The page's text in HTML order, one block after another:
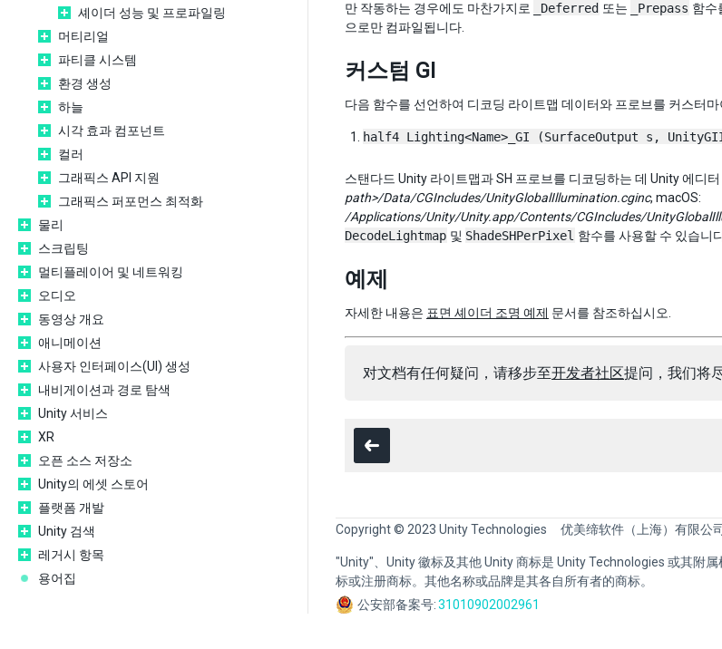
셰이더 성능 및 프로파일링
머티리얼
파티클 시스템
환경 생성
하늘
시각 효과 컴포넌트
컬러
그래픽스 API 지원
그래픽스 퍼포먼스 최적화
물리
스크립팅
멀티플레이어 및 네트워킹
오디오
동영상 개요
애니메이션
사용자 인터페이스(UI) 생성
내비게이션과 경로 탐색
Unity 서비스
XR
오픈 소스 저장소
Unity의 에셋 스토어
플랫폼 개발
Unity 검색
레거시 항목
용어집
만 작동하는 경우에도 마찬가지로
_Deferred 또는 _Prepass 함수
으로만 컴파일됩니다.
커스텀 GI
다음 함수를 선언하여 디코딩 라이트맵 데이터와 프로브를 커스터마
half4 Lighting<Name>_GI (SurfaceOutput s,
스탠다드 Unity 라이트맵과 SH 프로브를 디코딩하는 데 Unity 에디
path>/Data/CGIncludes/UnityGlobalIllumination.cginc, macOS:
/Applications/Unity/Unity.app/Contents/CGIncludes/
DecodeLightmap 및 ShadeSHPerPixel 함수를 사용할 수 있습니
예제
자세한 내용은 표면 셰이더 조명 예제 문서를 참조하십시오.
对文档有任何疑问，请移步至开发者社区提问，我们将
Copyright © 2023 Unity Technologies 优美缔软件（上海）有限公
"Unity"、Unity 徽标及其他 Unity 商标是 Unity Technologies 或其附
标或注册商标。其他名称或品牌是其各自所有者的商标。
公安部备案号:31010902002961